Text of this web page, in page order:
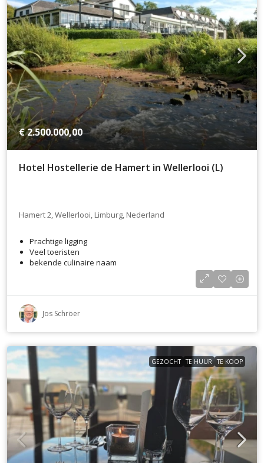
€ 2.500.000,00
Hotel Hostellerie de Hamert in Wellerlooi (L)
Hamert 2, Wellerlooi, Limburg, Nederland
Prachtige ligging
Veel toeristen
bekende culinaire naam
Jos Schröer
GEZOCHT TE HUUR TE KOOP